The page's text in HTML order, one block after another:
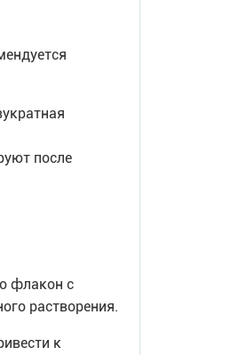
после
флакон с
растворения.
к